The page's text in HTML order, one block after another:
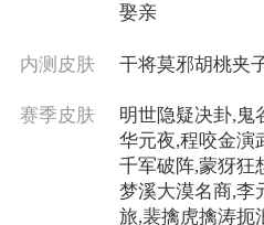
娶亲
内测皮肤 干将莫邪胡桃夹
赛季皮肤
明世隐疑决卦,鬼
华元夜,程咬金演
千军破阵,蒙犽狂
梦溪大漠名商,李
旅,裴擒虎擒涛扼